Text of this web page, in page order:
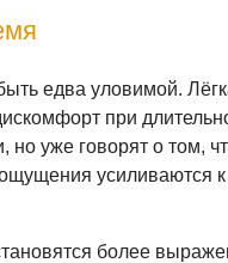
едва уловимой.
при
но уже говорят о том,
усиливаются к
более